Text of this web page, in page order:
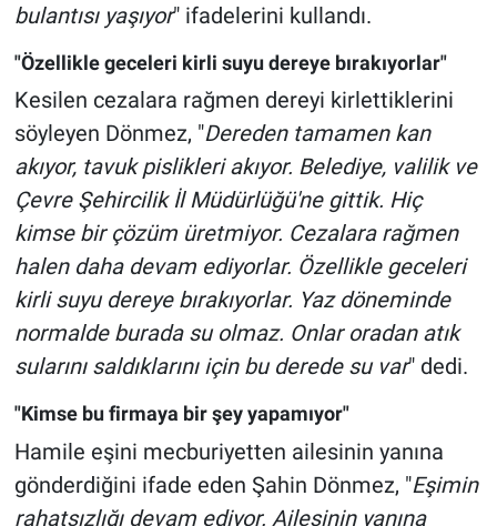
bulantısı yaşıyor" ifadelerini kullandı.
"Özellikle geceleri kirli suyu dereye bırakıyorlar"
Kesilen cezalara rağmen dereyi kirlettiklerini
söyleyen Dönmez, "Dereden tamamen kan
akıyor, tavuk pislikleri akıyor. Belediye, valilik ve
Çevre Şehircilik İl Müdürlüğü'ne gittik. Hiç
kimse bir çözüm üretmiyor. Cezalara rağmen
halen daha devam ediyorlar. Özellikle geceleri
kirli suyu dereye bırakıyorlar. Yaz döneminde
normalde burada su olmaz. Onlar oradan atık
sularını saldıklarını için bu derede su var" dedi.
"Kimse bu firmaya bir şey yapamıyor"
Hamile eşini mecburiyetten ailesinin yanına
gönderdiğini ifade eden Şahin Dönmez, "Eşimin
rahatsızlığı devam ediyor. Ailesinin yanına